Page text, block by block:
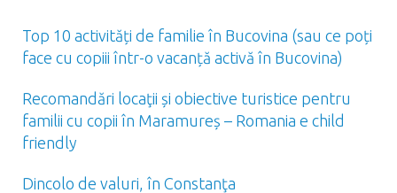
Top 10 activități de familie în Bucovina (sau ce poți
face cu copiii într-o vacanță activă în Bucovina)
Recomandări locaţii și obiective turistice pentru
familii cu copii în Maramureș – Romania e child
friendly
Dincolo de valuri, în Constanţa